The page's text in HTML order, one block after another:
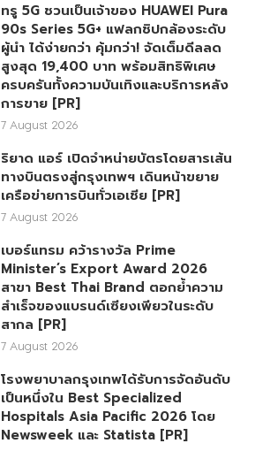
ทรู 5G ชวนเป็นเจ้าของ HUAWEI Pura
90s Series 5G+ แฟลกชิปกล้องระดับ
ผู้นำ ได้ง่ายกว่า คุ้มกว่า! จัดเต็มดีลลด
สูงสุด 19,400 บาท พร้อมสิทธิพิเศษ
ครบครันทั้งความบันเทิงและบริการหลัง
การขาย [PR]
7 August 2026
ริยาด แอร์ เปิดจำหน่ายบัตรโดยสารเส้น
ทางบินตรงสู่กรุงเทพฯ เดินหน้าขยาย
เครือข่ายการบินทั่วเอเชีย [PR]
7 August 2026
เบอร์แทรม คว้ารางวัล Prime
Minister’s Export Award 2026
สาขา Best Thai Brand ตอกย้ำความ
สำเร็จของแบรนด์เซียงเพียวในระดับ
สากล [PR]
7 August 2026
โรงพยาบาลกรุงเทพได้รับการจัดอันดับ
เป็นหนึ่งใน Best Specialized
Hospitals Asia Pacific 2026 โดย
Newsweek และ Statista [PR]